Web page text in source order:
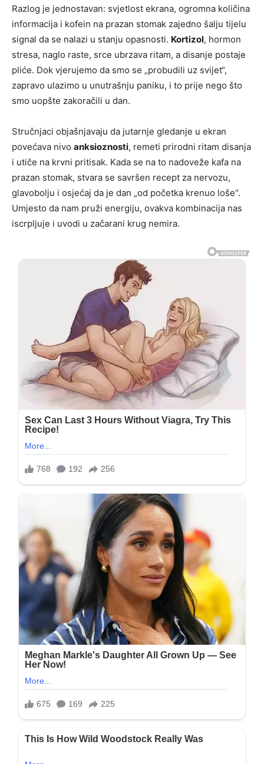
Razlog je jednostavan: svjetlost ekrana, ogromna količina
informacija i kofein na prazan stomak zajedno šalju tijelu
signal da se nalazi u stanju opasnosti. Kortizol, hormon
stresa, naglo raste, srce ubrzava ritam, a disanje postaje
pliće. Dok vjerujemo da smo se „probudili uz svijet“,
zapravo ulazimo u unutrašnju paniku, i to prije nego što
smo uopšte zakoračili u dan.
Stručnjaci objašnjavaju da jutarnje gledanje u ekran
povećava nivo anksioznosti, remeti prirodni ritam disanja
i utiče na krvni pritisak. Kada se na to nadoveže kafa na
prazan stomak, stvara se savršen recept za nervozu,
glavobolju i osjećaj da je dan „od početka krenuo loše“.
Umjesto da nam pruži energiju, ovakva kombinacija nas
iscrpljuje i uvodi u začarani krug nemira.